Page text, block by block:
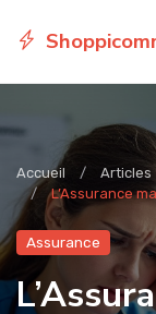
Accueil Articles
L’Assurance
Assurance